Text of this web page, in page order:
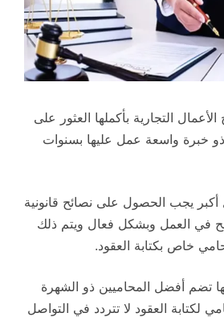
التجارية بأكملها العثور على
ذو خبرة واسعة عمل عليها بسنوات
يجب الحصول على نصائح قانونية
في العمل وبشكل فعال ويتم ذلك
خاص بكتابة العقود.
تضم أفضل المحاميين ذو الشهرة
لكتابة العقود لا تتردد في التواصل